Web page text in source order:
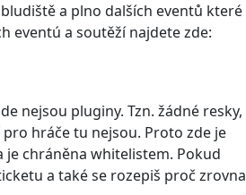
a plno dalších eventů které
eventú a soutěží najdete zde:
nejsou pluginy. Tzn. žádné resky,
hráče tu nejsou. Proto zde je
chráněna whitelistem. Pokud
a také se rozepiš proč zrovna